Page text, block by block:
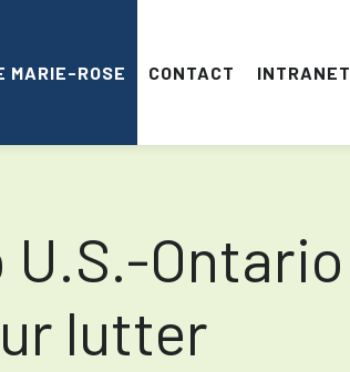
MARIE-ROSE CONTACT INTRANET
U.S.-Ontario
lutter